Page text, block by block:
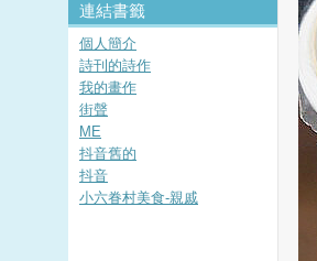
連結書籤
個人簡介
詩刊的詩作
我的畫作
街聲
ME
抖音舊的
抖音
小六眷村美食-親戚